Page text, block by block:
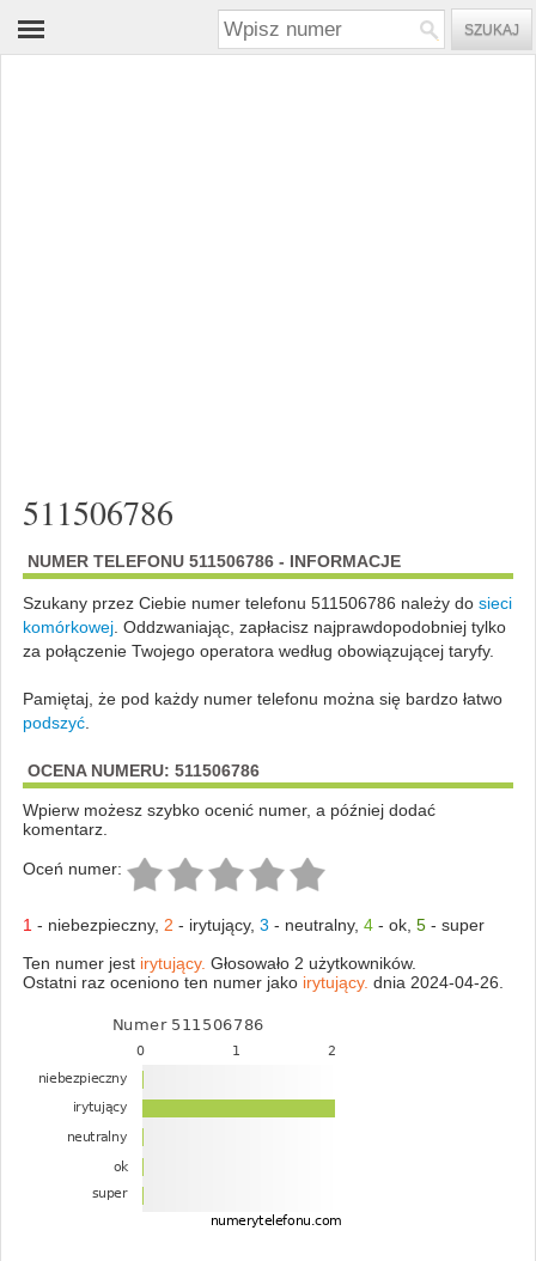
511506786
NUMER TELEFONU 511506786 - INFORMACJE
Szukany przez Ciebie numer telefonu 511506786 należy do sieci
komórkowej. Oddzwaniając, zapłacisz najprawdopodobniej tylko
za połączenie Twojego operatora według obowiązującej taryfy.
Pamiętaj, że pod każdy numer telefonu można się bardzo łatwo
podszyć.
OCENA NUMERU: 511506786
Wpierw możesz szybko ocenić numer, a później dodać
komentarz.
Oceń numer:
1 - niebezpieczny, 2 - irytujący, 3 - neutralny, 4- ok, 5- super
Ten numer jest irytujący. Głosowało 2 użytkowników.
Ostatni raz oceniono ten numer jako irytujący. dnia 2024-04-26.